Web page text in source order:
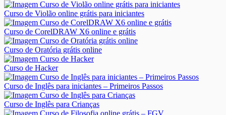
Curso de Violão online grátis para iniciantes
Curso de CorelDRAW X6 online e grátis
Curso de Oratória grátis online
Curso de Hacker
Curso de Inglês para iniciantes – Primeiros Passos
Curso de Inglês para Crianças